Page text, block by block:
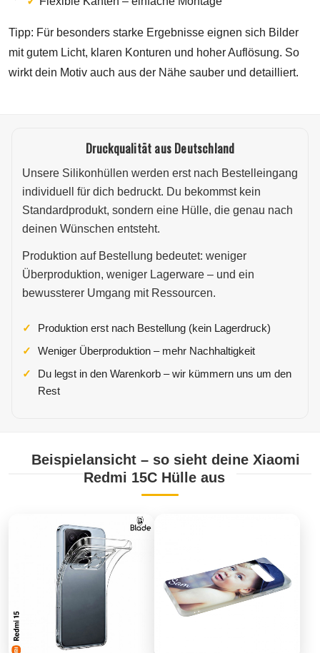
Tipp: Für besonders starke Ergebnisse eignen sich Bilder
mit gutem Licht, klaren Konturen und hoher Auflösung. So
wirkt dein Motiv auch aus der Nähe sauber und detailliert.
Druckqualität aus Deutschland
Unsere Silikonhüllen werden erst nach Bestelleingang
individuell für dich bedruckt. Du bekommst kein
Standardprodukt, sondern eine Hülle, die genau nach
deinen Wünschen entsteht.
Produktion auf Bestellung bedeutet: weniger
Überproduktion, weniger Lagerware – und ein
bewussterer Umgang mit Ressourcen.
Produktion erst nach Bestellung (kein Lagerdruck)
Weniger Überproduktion – mehr Nachhaltigkeit
Du legst in den Warenkorb – wir kümmern uns um den
Rest
Beispielansicht – so sieht deine Xiaomi
Redmi 15C Hülle aus